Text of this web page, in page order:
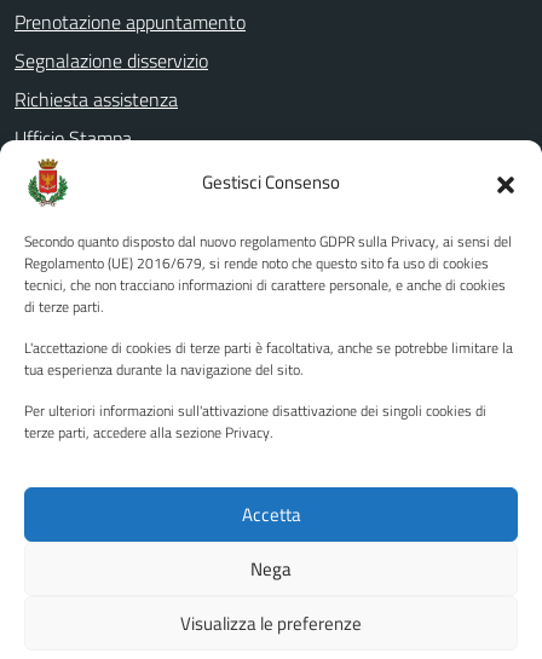
Gestisci Consenso
Secondo quanto disposto dal nuovo regolamento GDPR sulla Privacy, ai sensi del
Regolamento (UE) 2016/679, si rende noto che questo sito fa uso di cookies
tecnici, che non tracciano informazioni di carattere personale, e anche di cookies
di terze parti.
L'accettazione di cookies di terze parti è facoltativa, anche se potrebbe limitare la
tua esperienza durante la navigazione del sito.
Per ulteriori informazioni sull'attivazione disattivazione dei singoli cookies di
terze parti, accedere alla sezione Privacy.
Accetta
Nega
Visualizza le preferenze
Prenotazione appuntamento
Segnalazione disservizio
Richiesta assistenza
Ufficio Stampa
Amministrazione Trasparente
Albo pretorio
Informativa privacy
Note legali
Piano di miglioramento del sito
Instagram